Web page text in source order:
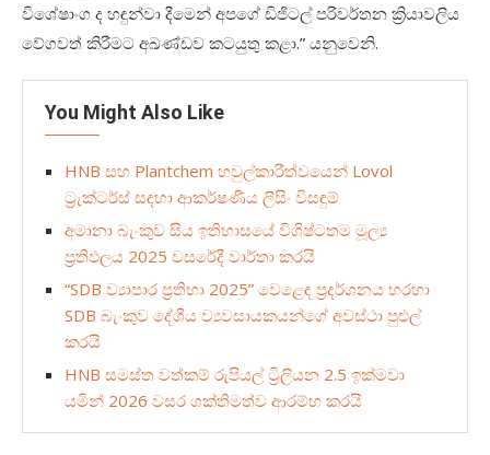
විශේෂාංග ද හඳුන්වා දීමෙන් අපගේ ඩිජිටල් පරිවර්තන ක්‍රියාවලිය
වේගවත් කිරීමට අඛණ්ඩව කටයුතු කළා.” යනුවෙනි.
You Might Also Like
HNB සහ Plantchem හවුල්කාරීත්වයෙන් Lovol
ට්‍රැක්ටර්ස් සඳහා ආකර්ෂණීය ලීසිං විසඳුම්
අමානා බැංකුව සිය ඉතිහාසයේ විශිෂ්ටතම මූල්‍ය
ප්‍රතිඵලය 2025 වසරේදී වාර්තා කරයි
“SDB ව්‍යාපාර ප්‍රතිභා 2025” වෙළෙඳ ප්‍රදර්ශනය හරහා
SDB බැංකුව දේශීය ව්‍යවසායකයන්ගේ අවස්ථා පුළුල්
කරයි
HNB සමස්ත වත්කම් රුපියල් ට්‍රිලියන 2.5 ඉක්මවා
යමින් 2026 වසර ශක්තිමත්ව ආරම්භ කරයි